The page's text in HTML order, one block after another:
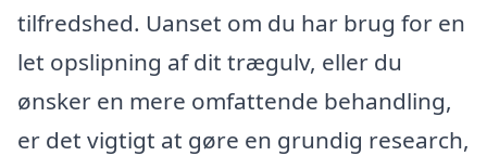
tilfredshed. Uanset om du har brug for en
let opslipning af dit trægulv, eller du
ønsker en mere omfattende behandling,
er det vigtigt at gøre en grundig research,